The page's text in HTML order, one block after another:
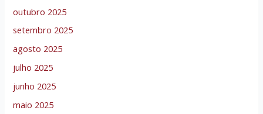
outubro 2025
setembro 2025
agosto 2025
julho 2025
junho 2025
maio 2025